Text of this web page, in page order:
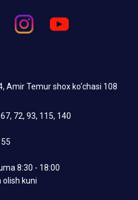
Amir Temur shox ko‘chasi 108
72, 93, 115, 140
8:30 - 18:00
olish kuni